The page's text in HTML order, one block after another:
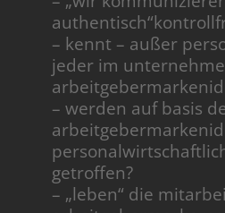
– kennt – außer
jeder im
– werden auf basis
getroffen?
– „leben“ die